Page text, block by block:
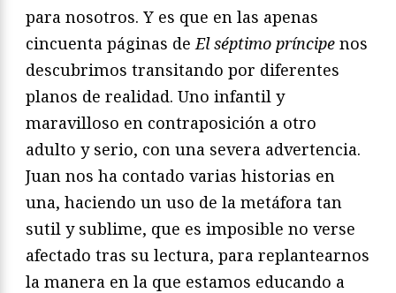
para nosotros. Y es que en las apenas
cincuenta páginas de El séptimo príncipe nos
descubrimos transitando por diferentes
planos de realidad. Uno infantil y
maravilloso en contraposición a otro
adulto y serio, con una severa advertencia.
Juan nos ha contado varias historias en
una, haciendo un uso de la metáfora tan
sutil y sublime, que es imposible no verse
afectado tras su lectura, para replantearnos
la manera en la que estamos educando a